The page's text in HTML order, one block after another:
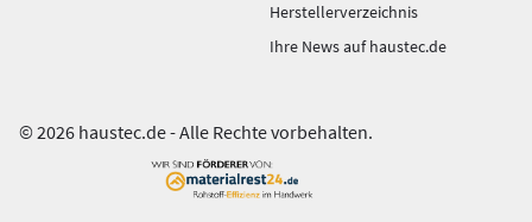
Herstellerverzeichnis
Ihre News auf haustec.de
© 2026 haustec.de - Alle Rechte vorbehalten.